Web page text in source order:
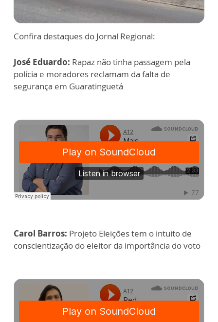
Confira destaques do Jornal Regional:
José Eduardo: Rapaz não tinha passagem pela
polícia e moradores reclamam da falta de
segurança em Guaratinguetá
Carol Barros: Projeto Eleições tem o intuito de
conscientização do eleitor da importância do voto